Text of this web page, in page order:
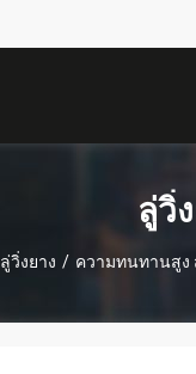
ลู่วิ่
ลู่วิ่งยาง / ความทนทานสูง